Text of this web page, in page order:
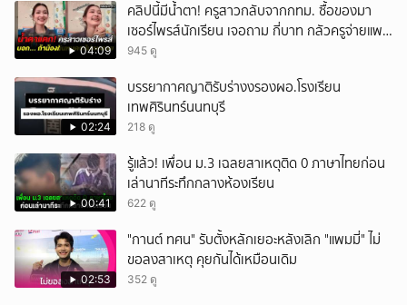
04:09
คลิปนี้มีน้ำตา! ครูสาวกลับจากกทม. ซื้อของมา
เซอร์ไพรส์นักเรียน เจอถาม กี่บาท กลัวครูจ่ายแพง
w
945 ดู
02:24
บรรยากาศญาติรับร่างงรองผอ.โรงเรียน
เทพศิรินทร์นนทบุรี
218 ดู
00:41
รู้แล้ว! เพื่อน ม.3 เฉลยสาเหตุติด 0 ภาษาไทยก่อน
เล่านาทีระทึกกลางห้องเรียน
622 ดู
02:53
"กานต์ ทศน" รับตั้งหลักเยอะหลังเลิก "แพมมี่" ไม่
ขอลงสาเหตุ คุยกันได้เหมือนเดิม
352 ดู